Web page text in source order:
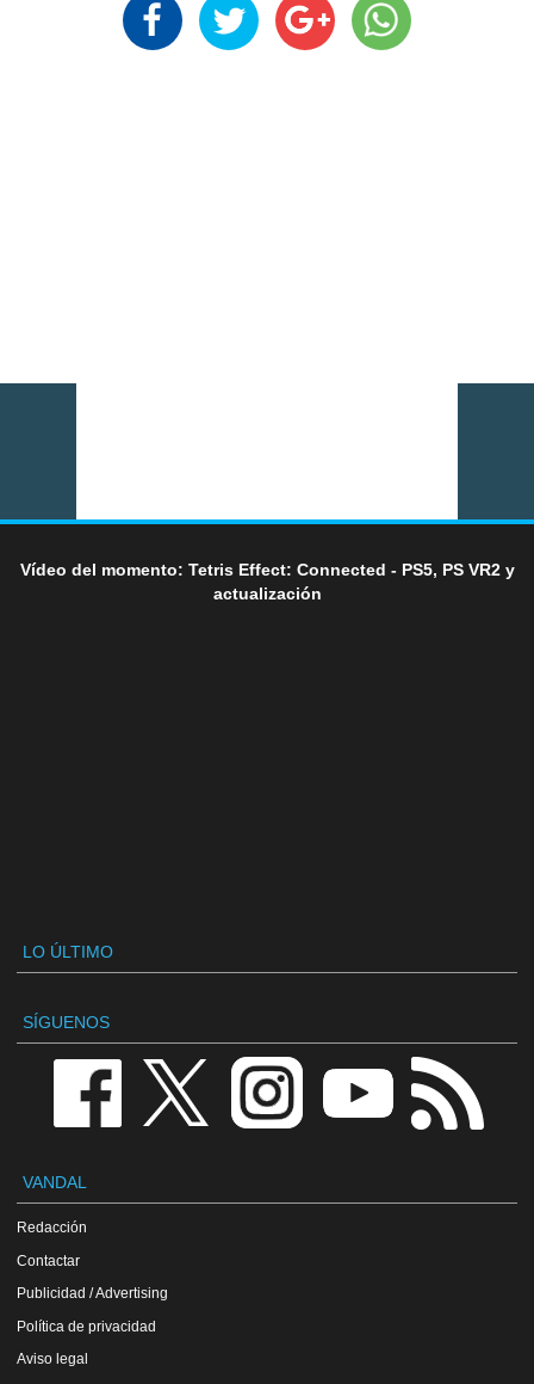
Vídeo del momento: Tetris Effect: Connected - PS5, PS VR2 y
actualización
LO ÚLTIMO
SÍGUENOS
VANDAL
Redacción
Contactar
Publicidad / Advertising
Política de privacidad
Aviso legal